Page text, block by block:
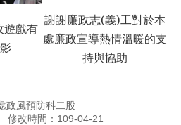
遊戲有
謝謝廉政志(義)工對於本
處廉政宣導熱情溫暖的支
持與協助
政風預防科二股
修改時間：109-04-21